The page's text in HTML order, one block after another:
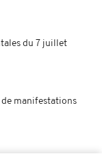
du 7 juillet
de manifestations